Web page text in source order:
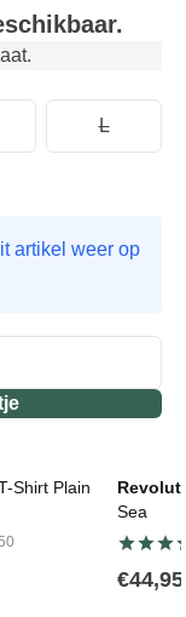
L
artikel weer op
Shirt Plain
Sea
€44,95